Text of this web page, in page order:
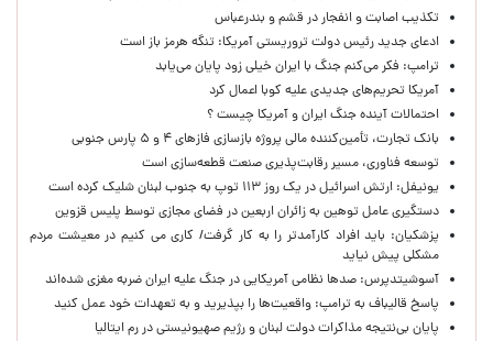
تکذیب اصابت و انفجار در قشم و بندرعباس
ادعای جدید رئیس دولت تروریستی آمریکا: تنگه هرمز باز است
ترامپ: فکر می‌کنم جنگ با ایران خیلی زود پایان می‌یابد
آمریکا تحریم‌های جدیدی علیه کوبا اعمال کرد
احتمالات آینده جنگ ایران و آمریکا چیست ؟
بانک تجارت، تأمین‌کننده مالی پروژه بازسازی فازهای ۴ و ۵ پارس جنوبی
توسعه فناوری، مسیر رقابت‌پذیری صنعت قطعه‌سازی است
یونیفل: ارتش اسرائیل در یک روز ۱۱۳ توپ به جنوب لبنان شلیک کرده است
دستگیری عامل توهین به زائران اربعین در فضای مجازی توسط پلیس قزوین
پزشکیان: باید افراد کارآمدتر را به کار گرفت/ کاری می کنیم در معیشت مردم
مشکلی پیش نیاید
آسوشیتدپرس: صدها نظامی آمریکایی در جنگ علیه ایران ضربه مغزی شده‌اند
پاسخ قالیباف به ترامپ: واقعیت‌ها را بپذیرید و به تعهدات خود عمل کنید
پایان بی‌نتیجه مذاکرات دولت لبنان و رژیم صهیونیستی در رم ایتالیا